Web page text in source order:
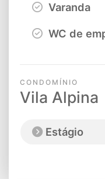
Varanda
WC de
CONDOMÍNIO
Vila Alpina
Estágio